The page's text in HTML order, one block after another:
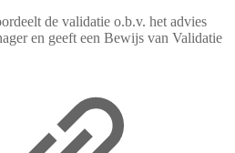
de validatie o.b.v. het advies
en geeft een Bewijs van Validatie